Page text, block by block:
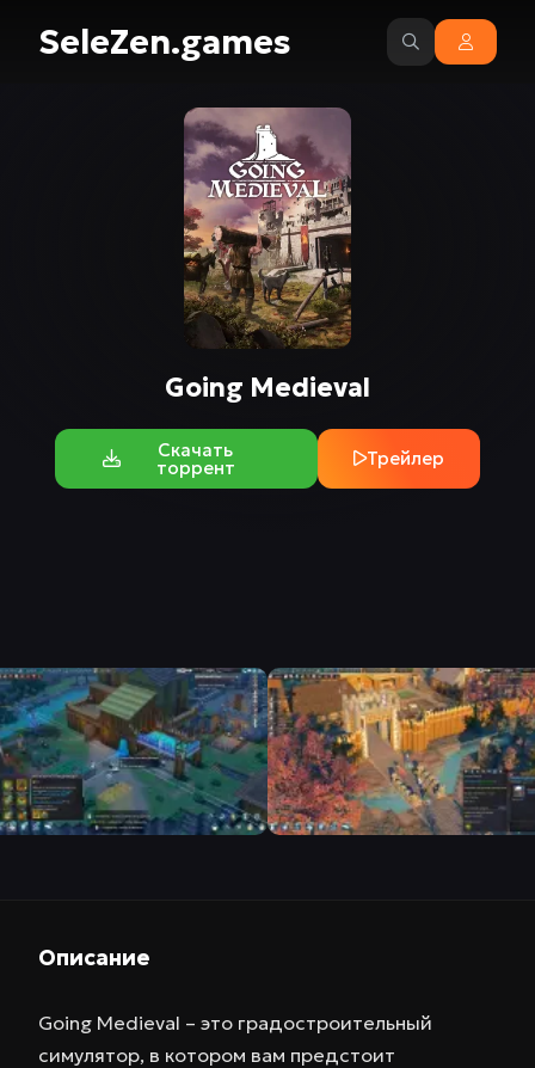
SeleZen.games
Going Medieval
Скачать
торрент Трейлер
Описание
Going Medieval – это градостроительный
симулятор, в котором вам предстоит